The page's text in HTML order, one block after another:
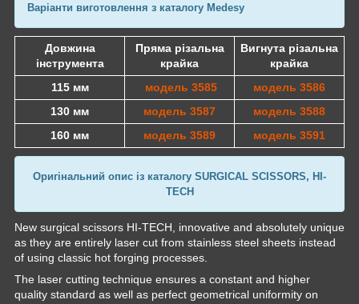
Варіанти виготовлення з каталогу Medesy
Довжина
інструмента
Пряма різальна
крайка
Вигнута різальна
крайка
115 мм
модель 3585
модель 3586
130 мм
модель 3587
модель 3588
160 мм
модель 3589 модель 3591
Оригінальний опис із каталогу SURGICAL SCISSORS, HI-
TECH
New surgical scissors HI-TECH, innovative and absolutely unique
as they are entirely laser cut from stainless steel sheets instead
of using classic hot forging processes.
The laser cutting technique ensures a constant and higher
quality standard as well as perfect geometrical uniformity on